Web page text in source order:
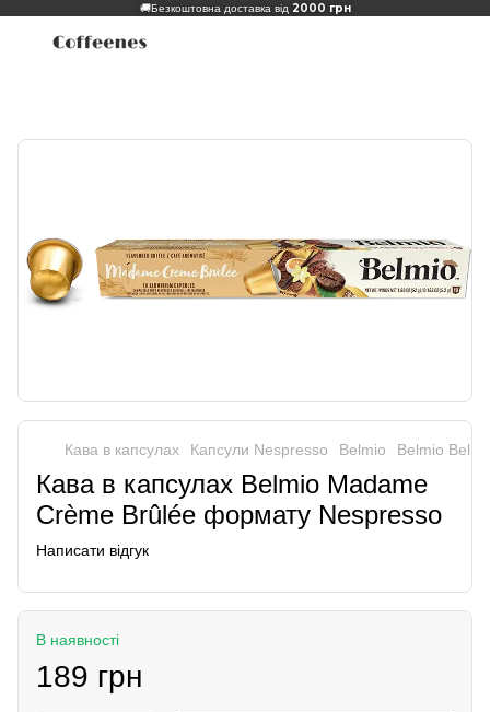
🚚Безкоштовна доставка від 2000 грн
Кава в капсулах Капсули Nespresso Belmio Belmio
Кава в капсулах Belmio Madame
Crème Brûlée формату Nespresso
Написати відгук
В наявності
189 грн